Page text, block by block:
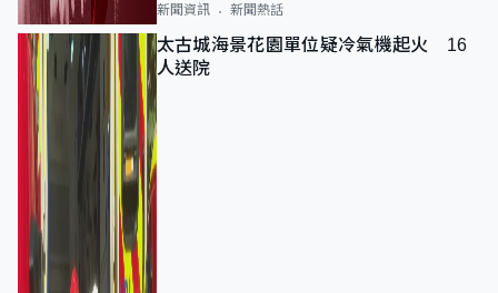
新聞資訊 新聞熱話
太古城海景花園單位疑冷氣機起火 16
人送院